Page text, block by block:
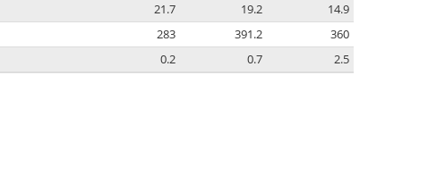
21.7 19.2
14.9
283 391.2
360
0.2 0.7 2.5